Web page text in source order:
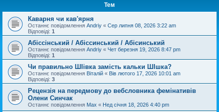
Тем
Каварня чи кав'ярня
Останнє повідомлення Andriy « Сер липня 08, 2026 3:22 am
Відповіді: 1
Абіссінський / Абіссинський / Абісинський
Останнє повідомлення Andriy « Чет березня 19, 2026 8:47 pm
Відповіді: 1
Чи правильно ШІівка замість кальки ШІшка?
Останнє повідомлення Віталій « Вів лютого 17, 2026 10:01 am
Відповіді: 3
Рецензія на передмову до вебсловника фемінативів
Олени Синчак
Останнє повідомлення Max « Нед січня 18, 2026 4:40 pm